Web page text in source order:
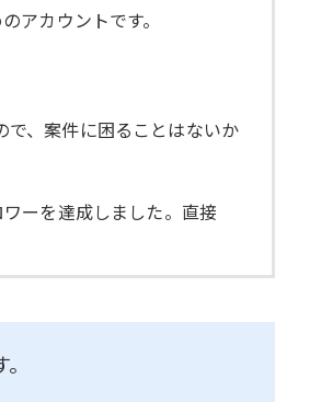
アカウントです。
、案件に困ることはないか
ーを達成しました。直接